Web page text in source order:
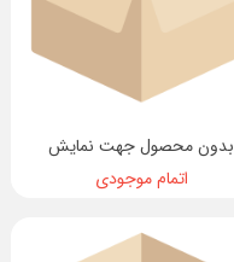
بدون محصول جهت نمایش
اتمام موجودی